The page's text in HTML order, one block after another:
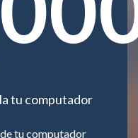
tu computador
tu computador